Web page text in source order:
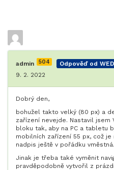
admin 504 Odpověď od
9. 2. 2022
Dobrý den,
bohužel takto velký (80 px) a
zařízení nevejde. Nastavil jsem
bloku tak, aby na PC a tabletu
mobilních zařízení 55 px, což
nadpis ještě v pořádku vměstná.
Jinak je třeba také vyměnit
pravděpodobně vytvořil z